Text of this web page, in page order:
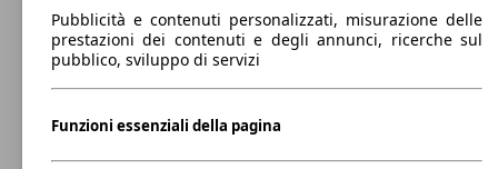
Lunghezza
4640 mm
Altezza
1430 mm
Larghezza
1860 mm
Passo
2820 mm
Carico massimo
-
Porte
4
Pubblicità e contenuti personalizzati, misurazione delle
prestazioni dei contenuti e degli annunci, ricerche sul
pubblico, sviluppo di servizi
Funzioni essenziali della pagina